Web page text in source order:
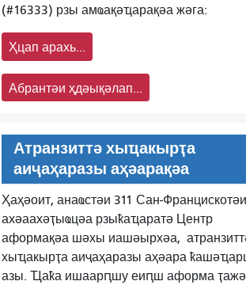
(#16333) рзы амҩақәҵарақәа жәга:
Ҳцап арахь...
Абрантәи ҳдәықәлап...
Атранзиттә хыҵакырҭа
аиҷаҳаразы аҳәарақәа
Ҳаҳәоит, анаҩстәи 311 Сан-Францискотәи
ахәаахәҭыҩцәа рзыҟаҵаратә Центр
аформақәа шәхы иашәырхәа,
хыҵакырҭа аиҷаҳаразы аҳәара
азы. Ҵаҟа ишаарԥшу еиԥш аформа